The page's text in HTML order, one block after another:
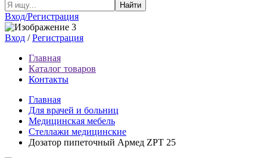
Найти
Вход/Регистрация
Вход /Регистрация
Главная
Каталог товаров
Контакты
Главная
Для врачей и больниц
Медицинская мебель
Стеллажи медицинские
Дозатор пипеточный Армед ZPT 25